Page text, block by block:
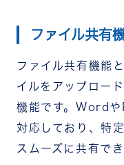
ファイル共有
ファイル共有機能
イルをアップロー
機能です。Wordや
対応しており、特
スムーズに共有でき